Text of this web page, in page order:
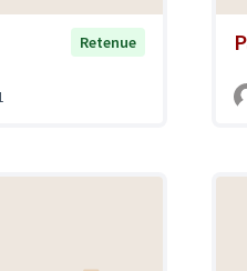
Retenue